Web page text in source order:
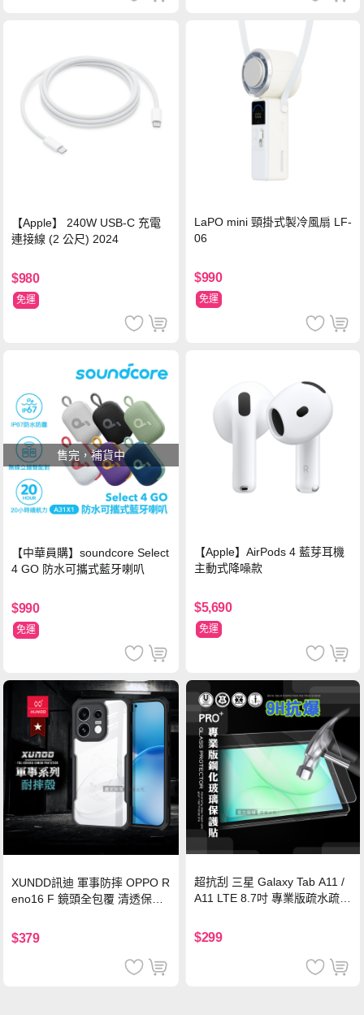
【Apple】 240W USB-C 充電
連接線 (2 公尺) 2024
$980
免運
LaPO mini 頸掛式製冷風扇 LF-
06
$990
免運
售完，補貨中
【中華員購】soundcore Select
4 GO 防水可攜式藍牙喇叭
$990
免運
【Apple】AirPods 4 藍芽耳機
主動式降噪款
$5,690
免運
XUNDD訊迪 軍事防摔 OPPO R
eno16 F 鏡頭全包覆 清透保護
$379
超抗刮 三星 Galaxy Tab A11 /
A11 LTE 8.7吋 專業版疏水疏油
$299